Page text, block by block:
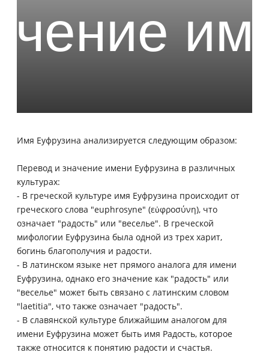
Имя Еуфрузина анализируется следующим образом:
Перевод и значение имени Еуфрузина в различных
культурах:
- В греческой культуре имя Еуфрузина происходит от
греческого слова "euphrosyne" (εὐφροσύνη), что
означает "радость" или "веселье". В греческой
мифологии Еуфрузина была одной из трех харит,
богинь благополучия и радости.
- В латинском языке нет прямого аналога для имени
Еуфрузина, однако его значение как "радость" или
"веселье" может быть связано с латинским словом
"laetitia", что также означает "радость".
- В славянской культуре ближайшим аналогом для
имени Еуфрузина может быть имя Радость, которое
также относится к понятию радости и счастья.